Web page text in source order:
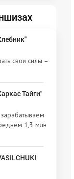
свои силы –
Тайги"
1,3 млн